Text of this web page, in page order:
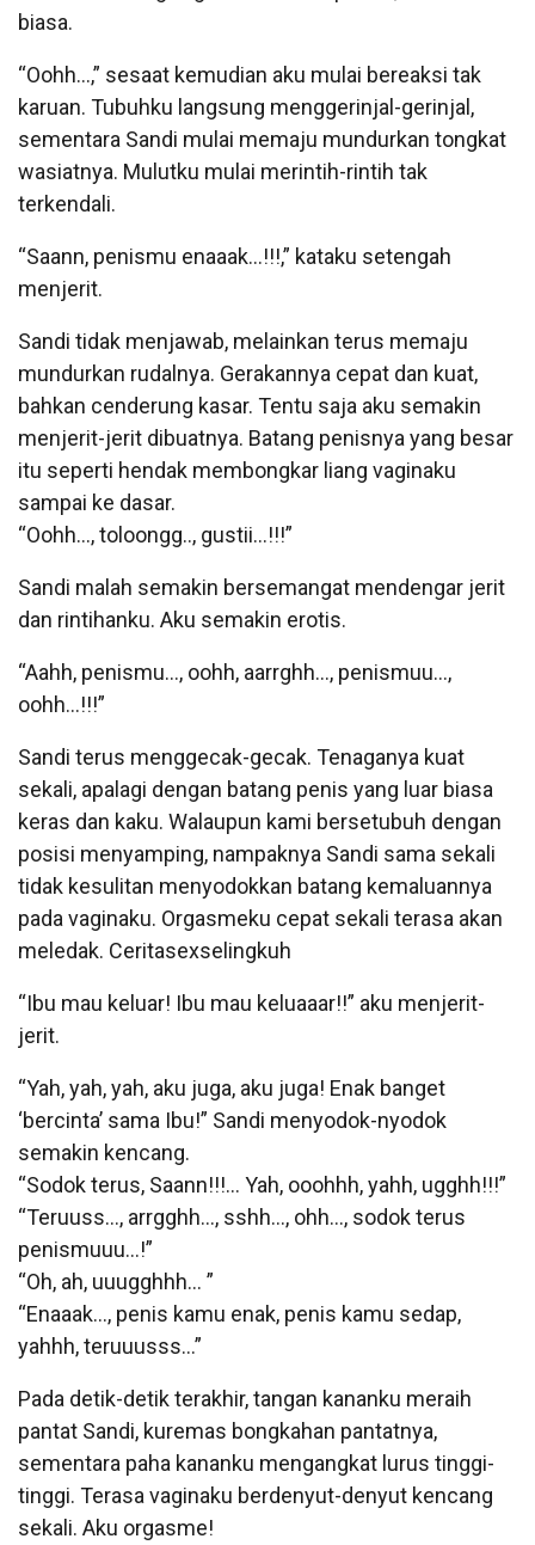
biasa.
“Oohh…,” sesaat kemudian aku mulai bereaksi tak
karuan. Tubuhku langsung menggerinjal-gerinjal,
sementara Sandi mulai memaju mundurkan tongkat
wasiatnya. Mulutku mulai merintih-rintih tak
terkendali.
“Saann, penismu enaaak…!!!,” kataku setengah
menjerit.
Sandi tidak menjawab, melainkan terus memaju
mundurkan rudalnya. Gerakannya cepat dan kuat,
bahkan cenderung kasar. Tentu saja aku semakin
menjerit-jerit dibuatnya. Batang penisnya yang besar
itu seperti hendak membongkar liang vaginaku
sampai ke dasar.
“Oohh…, toloongg.., gustii…!!!”
Sandi malah semakin bersemangat mendengar jerit
dan rintihanku. Aku semakin erotis.
“Aahh, penismu…, oohh, aarrghh…, penismuu…,
oohh…!!!”
Sandi terus menggecak-gecak. Tenaganya kuat
sekali, apalagi dengan batang penis yang luar biasa
keras dan kaku. Walaupun kami bersetubuh dengan
posisi menyamping, nampaknya Sandi sama sekali
tidak kesulitan menyodokkan batang kemaluannya
pada vaginaku. Orgasmeku cepat sekali terasa akan
meledak. Ceritasexselingkuh
“Ibu mau keluar! Ibu mau keluaaar!!” aku menjerit-
jerit.
“Yah, yah, yah, aku juga, aku juga! Enak banget
‘bercinta’ sama Ibu!” Sandi menyodok-nyodok
semakin kencang.
“Sodok terus, Saann!!!… Yah, ooohhh, yahh, ugghh!!!”
“Teruuss…, arrgghh…, sshh…, ohh…, sodok terus
penismuuu…!”
“Oh, ah, uuugghhh… ”
“Enaaak…, penis kamu enak, penis kamu sedap,
yahhh, teruuusss…”
Pada detik-detik terakhir, tangan kananku meraih
pantat Sandi, kuremas bongkahan pantatnya,
sementara paha kananku mengangkat lurus tinggi-
tinggi. Terasa vaginaku berdenyut-denyut kencang
sekali. Aku orgasme!